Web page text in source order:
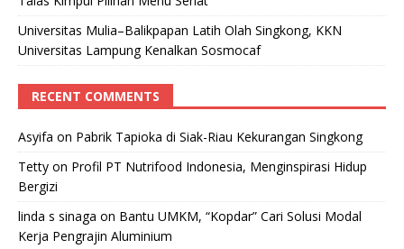
Universitas Mulia–Balikpapan Latih Olah Singkong, KKN
Universitas Lampung Kenalkan Sosmocaf
RECENT COMMENTS
Asyifa on Pabrik Tapioka di Siak-Riau Kekurangan Singkong
Tetty on Profil PT Nutrifood Indonesia, Menginspirasi Hidup
Bergizi
linda s sinaga on Bantu UMKM, “Kopdar” Cari Solusi Modal
Kerja Pengrajin Aluminium